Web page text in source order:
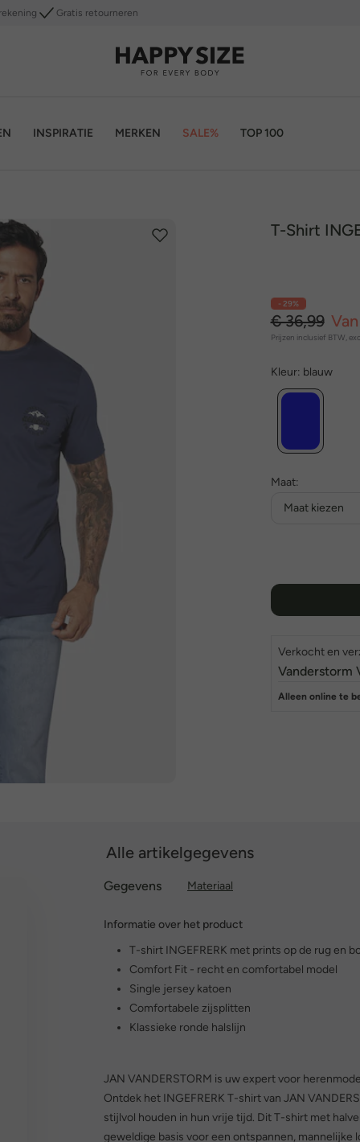
Gratis retourneren
INSPIRATIE MERKEN SALE% TOP 100
T-Shirt
- 29%
€ 36,99
Prijzen inclusief BTW, excl.
Kleur: blauw
Maat:
Maat kiezen
Verkocht en
Vanderstorm
Alleen online te
Alle artikelgegevens
Gegevens Materiaal
Informatie over het product
T-shirt INGEFRERK met prints op de rug en
Comfort Fit - recht en comfortabel model
Single jersey katoen
Comfortabele zijsplitten
Klassieke ronde halslijn
JAN VANDERSTORM is uw expert voor
Ontdek het INGEFRERK T-shirt van JAN
stijlvol houden in hun vrije tijd. Dit T-shirt met
geweldige basis voor een ontspannen,